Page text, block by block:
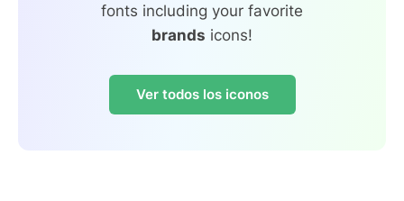
fonts including your favorite
brands icons!
Ver todos los iconos